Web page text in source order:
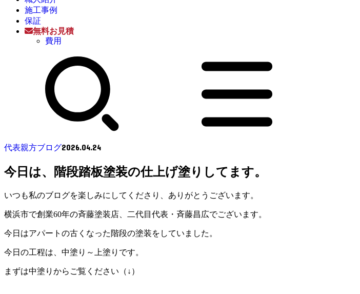
施工事例
保証
無料お見積
費用
代表親方ブログ2026.04.24
今日は、階段踏板塗装の仕上げ塗りしてます。
いつも私のブログを楽しみにしてくださり、ありがとうございます。
横浜市で創業60年の斉藤塗装店、二代目代表・斉藤昌広でございます。
今日はアパートの古くなった階段の塗装をしていました。
今日の工程は、中塗り～上塗りです。
まずは中塗りからご覧ください（↓）